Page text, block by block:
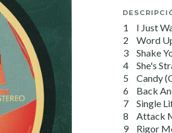
1 I Just
2
Word
3
Shake
4
She's
5
Candy
6
Back
7
Single
8
Attack
9
Rigor